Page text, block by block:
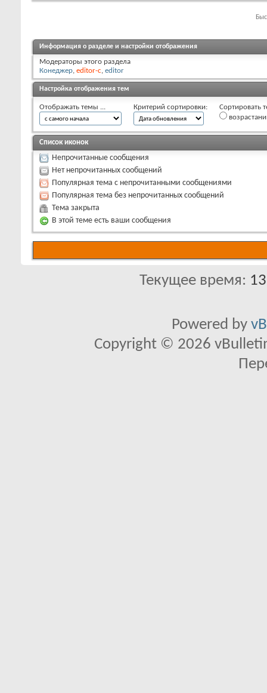
Информация о разделе и настройки отображения
Модераторы этого раздела
Конеджер, editor-c, editor
Настройка отображения тем
Отображать темы ... Критерий сортировки:
Сортировать
Список иконок
Непрочитанные сообщения
Нет непрочитанных сообщений
Популярная тема с непрочитанными сообщениями
Популярная тема без непрочитанных сообщений
Тема закрыта
В этой теме есть ваши сообщения
Текущее время:
Powered by
Copyright © 2026